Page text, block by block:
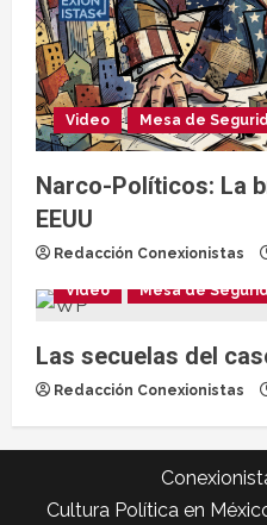
Video Mesa de
Narco-Políticos: La
EEUU
Redacción Conexionistas
Video Mesa de
Las secuelas del
Redacción Conexionistas
Cultura Política en